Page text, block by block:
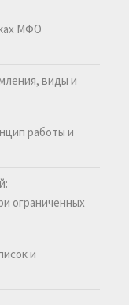
МФО
виды и
работы и
ограниченных
и